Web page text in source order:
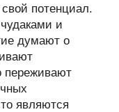
потенциал.
и
думают о
переживают
являются